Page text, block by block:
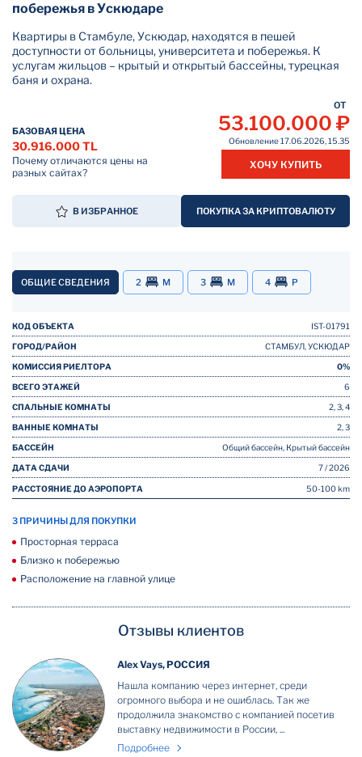
побережья в Ускюдаре
Квартиры в Стамбуле, Ускюдар, находятся в пешей
доступности от больницы, университета и побережья. К
услугам жильцов – крытый и открытый бассейны, турецкая
баня и охрана.
БАЗОВАЯ ЦЕНА
30.916.000 TL
Почему отличаются цены на
разных сайтах?
ОТ
53.100.000 ₽
Обновление 17.06.2026, 15.35
ХОЧУ КУПИТЬ
В ИЗБРАННОЕ ПОКУПКА ЗА КРИПТОВАЛЮТУ
ОБЩИЕ СВЕДЕНИЯ 2 M 3 M 4 P
КОД ОБЪЕКТА IST-01791
ГОРОД/РАЙОН СТАМБУЛ, УСКЮДАР
КОМИССИЯ РИЕЛТОРА 0%
ВСЕГО ЭТАЖЕЙ 6
СПАЛЬНЫЕ КОМНАТЫ 2, 3, 4
ВАННЫЕ КОМНАТЫ 2, 3
БАССЕЙН Общий бассейн, Крытый бассейн
ДАТА СДАЧИ 7 / 2026
РАССТОЯНИЕ ДО АЭРОПОРТА 50-100 km
3 ПРИЧИНЫ ДЛЯ ПОКУПКИ
Просторная терраса
Близко к побережью
Расположение на главной улице
Отзывы клиентов
Alex Vays, РОССИЯ
Нашла компанию через интернет, среди
огромного выбора и не ошиблась. Так же
продолжила знакомство с компанией посетив
выставку недвижимости в России, ...
Подробнее